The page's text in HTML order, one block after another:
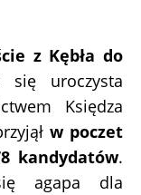
z Kębła do
się uroczysta
Księdza
w poczet
kandydatów.
agapa dla